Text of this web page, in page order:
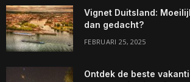
Vignet Duitsland:
dan gedacht?
FEBRUARI 25, 2025
Ontdek de beste